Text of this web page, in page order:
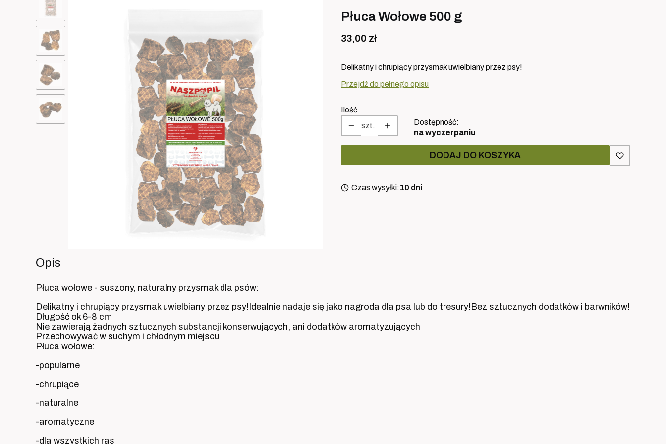
Płuca Wołowe 500 g
Cena
33,00 zł
Delikatny i chrupiący przysmak uwielbiany przez psy!
Przejdź do pełnego opisu
Ilość
szt.
Dostępność:
na wyczerpaniu
DODAJ DO KOSZYKA
Czas wysyłki:10 dni
Opis
Płuca wołowe - suszony, naturalny przysmak dla psów:
Delikatny i chrupiący przysmak uwielbiany przez psy!Idealnie nadaje się jako nagroda dla psa lub do tresury!Bez sztucznych dodatków i barwników!
Długość ok 6-8 cm
Nie zawierają żadnych sztucznych substancji konserwujących, ani dodatków aromatyzujących
Przechowywać w suchym i chłodnym miejscu
Płuca wołowe:
-popularne
-chrupiące
-naturalne
-aromatyczne
-dla wszystkich ras